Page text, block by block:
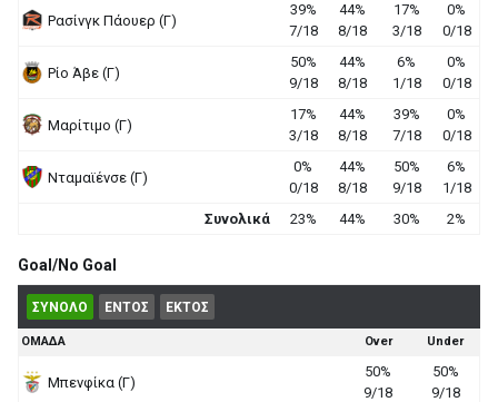
Ρασίνγκ Πάουερ (Γ)
39%
7/18
44%
8/18
17%
3/18
0%
0/18
Ρίο Άβε (Γ)
50%
9/18
44%
8/18
6%
1/18
0%
0/18
Μαρίτιμο (Γ)
17%
3/18
44%
8/18
39%
7/18
0%
0/18
Νταμαϊένσε (Γ)
0%
0/18
44%
8/18
50%
9/18
6%
1/18
Συνολικά
23% 44% 30% 2%
Goal/No Goal
ΣΥΝΟΛΟ ΕΝΤΟΣ ΕΚΤΟΣ
ΟΜΑΔΑ Over Under
Μπενφίκα (Γ)
50%
9/18
50%
9/18